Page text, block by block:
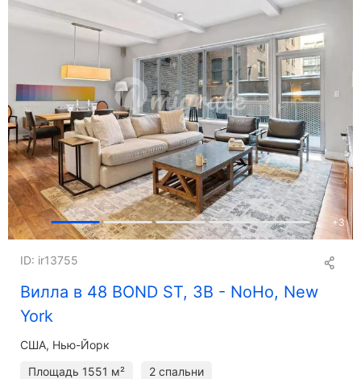
+3
Вилла в 48 BOND ST, 3B - NoHo, New
York
ID: ir13755
США, Нью-Йорк
Площадь 1551 м² 2 спальни